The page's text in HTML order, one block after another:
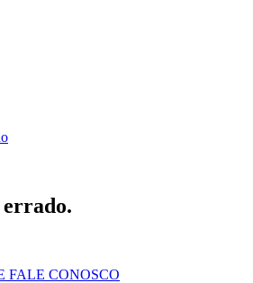
errado.
FALE CONOSCO